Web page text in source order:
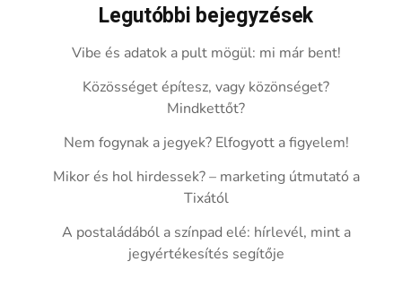
Legutóbbi bejegyzések
Vibe és adatok a pult mögül: mi már bent!
Közösséget építesz, vagy közönséget?
Mindkettőt?
Nem fogynak a jegyek? Elfogyott a figyelem!
Mikor és hol hirdessek? – marketing útmutató a
Tixától
A postaládából a színpad elé: hírlevél, mint a
jegyértékesítés segítője